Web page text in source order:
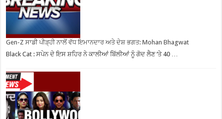
Gen-Z ਸਾਡੀ ਪੀੜ੍ਹੀ ਨਾਲੋਂ ਵੱਧ ਇਮਾਨਦਾਰ ਅਤੇ ਦੇਸ਼ ਭਗਤ: Mohan Bhagwat
Black Cat : ਸਪੇਨ ਦੇ ਇਸ ਸ਼ਹਿਰ ਨੇ ਕਾਲੀਆਂ ਬਿੱਲੀਆਂ ਨੂੰ ਗੋਦ ਲੈਣ ‘ਤੇ 40 …